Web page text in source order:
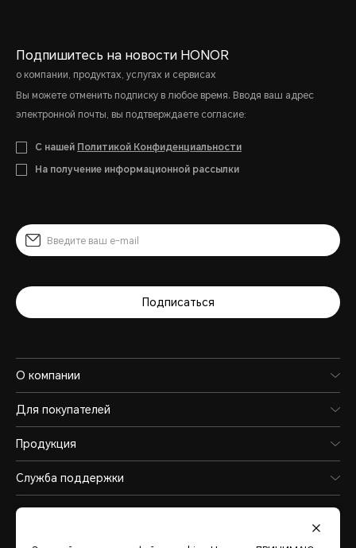
Подпишитесь на новости HONOR
о компании, продуктах, услугах и сервисах
Вы можете отменить подписку в любое время. Вводя ваш адрес
электронной почты, вы подтверждаете согласие:
С нашей Политикой Конфиденциальности
На получение информационной рассылки
Подписаться
О компании
Для покупателей
Продукция
Служба поддержки